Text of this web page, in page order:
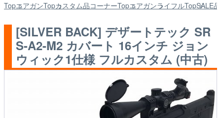
TopエアガンTopカスタム品コーナーTopエアガンライフルTopSALE品
[SILVER BACK] デザートテック SR
S-A2-M2 カバート 16インチ ジョン
ウィック1仕様 フルカスタム (中古)